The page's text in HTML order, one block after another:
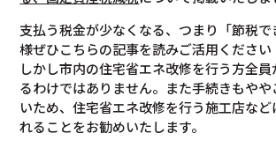
支払う税金が少なくなる、つまり「節税
様ぜひこちらの記事を読みご活用ください
しかし市内の住宅省エネ改修を行う方全
るわけではありません。また手続きもや
いため、住宅省エネ改修を行う施工店など
れることをお勧めいたします。